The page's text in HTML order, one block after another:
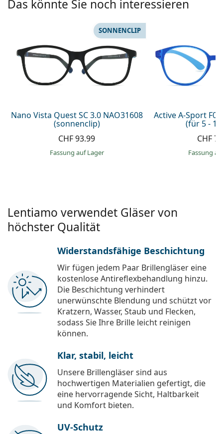
Alle Marken
Alle Marken
Das könnte Sie noch interessieren
Nano Vista Quest SC 3.0 NAO31608
(sonnenclip)
SONNENCLIP
CHF 93.99
Fassung auf Lager
Active A-Sport
(für 5 - 10
CHF
Fassung
Lentiamo verwendet Gläser von
höchster Qualität
Widerstandsfähige Beschichtung
Wir fügen jedem Paar Brillengläser eine
kostenlose Antireflexbehandlung hinzu.
Die Beschichtung verhindert
unerwünschte Blendung und schützt vor
Kratzern, Wasser, Staub und Flecken,
sodass Sie Ihre Brille leicht reinigen
können.
Klar, stabil, leicht
Unsere Brillengläser sind aus
hochwertigen Materialien gefertigt, die
eine hervorragende Sicht, Haltbarkeit
und Komfort bieten.
UV-Schutz